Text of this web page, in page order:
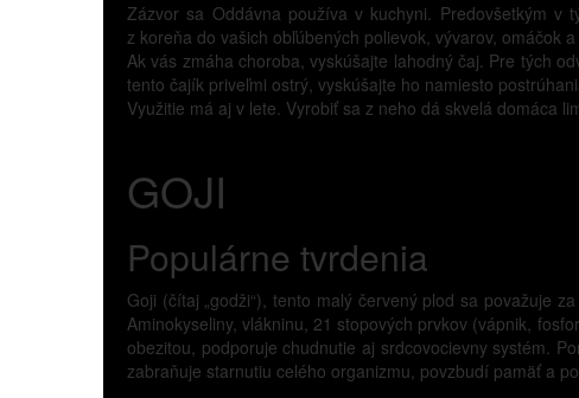
Zázvor sa Oddávna používa v kuchyni. Predovšetkým
z koreňa do vašich obľúbených polievok, vývarov, omáčok
Ak vás zmáha choroba, vyskúšajte lahodný čaj. Pre tých
tento čajík priveľmi ostrý, vyskúšajte ho namiesto
Využitie má aj v lete. Vyrobiť sa z neho dá skvelá domáca
GOJI
Populárne tvrdenia
Goji (čítaj „godži“), tento malý červený plod sa považuje
Aminokyseliny, vlákninu, 21 stopových prvkov (vápnik,
obezitou, podporuje chudnutie aj srdcovocievny systém.
zabraňuje starnutiu celého organizmu, povzbudí pamäť a